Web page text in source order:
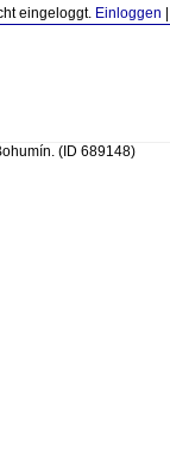
eingeloggt. Einloggen
(ID 689148)